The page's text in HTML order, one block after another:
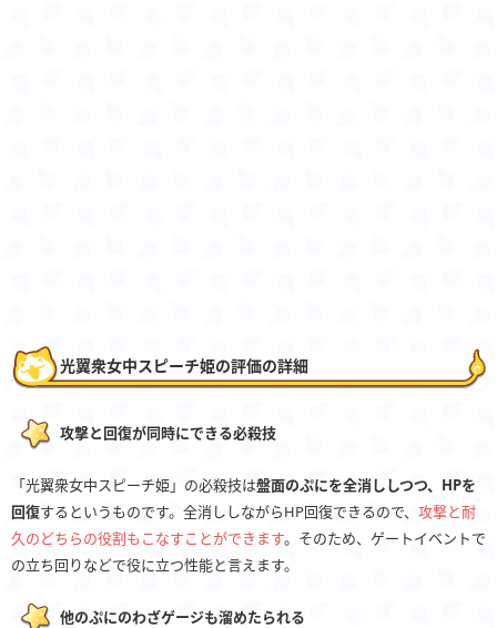
光翼衆女中スピーチ姫の評価の詳細
攻撃と回復が同時にできる必殺技
「光翼衆女中スピーチ姫」の必殺技は盤面のぷにを全消ししつつ、HPを
回復するというものです。全消ししながらHP回復できるので、 攻撃と耐
久のどちらの役割もこなすことができます。そのため、ゲートイベントで
の立ち回りなどで役に立つ性能と言えます。
他のぷにのわざゲージも溜めたられる